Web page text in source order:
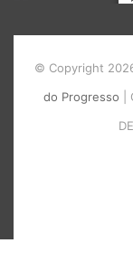
© Copyright
do Progresso |